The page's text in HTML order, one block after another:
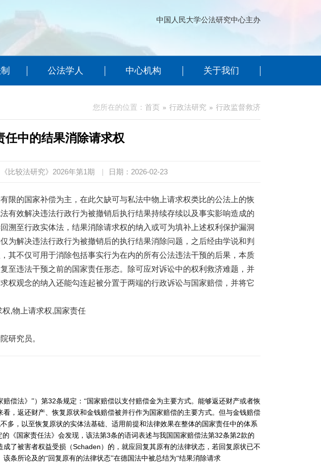
中国人民大学公法研究中心主办
公法学人 中心机构 关于我们
您所在的位置： 首页 行政法研究 行政监督救济
任中的结果消除请求权
比较法研究》2026年第1期 | 日期：2026-02-23
限的国家补偿为主，在此欠缺可与私法中物上请求权类比的公法上的恢
有效解决违法行政行为被撤销后执行结果持续存续以及事实影响造成的
溯至行政实体法，结果消除请求权的纳入或可为填补上述权利保护漏洞
为解决违法行政行为被撤销后的执行结果消除问题，之后经由学说和判
其不仅可用于消除包括事实行为在内的所有公法违法干预的后果，本质
至违法干预之前的国家责任形态。除可应对诉讼中的权利救济难题，并
权观念的纳入还能勾连起被分置于两端的行政诉讼与国家赔偿，并将它
,物上请求权,国家责任
研究员。
赔偿法》”）第32条规定：“国家赔偿以支付赔偿金为主要方式。能够返还财产或者恢
，返还财产、恢复原状和金钱赔偿被并行作为国家赔偿的主要方式。但与金钱赔偿
多，以至恢复原状的实体法基础、适用前提和法律效果在整体的国家责任中的体系
的《国家责任法》会发现，该法第3条的语词表述与我国国家赔偿法第32条第2款的
成了被害者权益受损（Schaden ）的，就应回复其原有的法律状态，若回复原状已不
条所论及的“回复原有的法律状态”在德国法中被总结为“结果消除请求